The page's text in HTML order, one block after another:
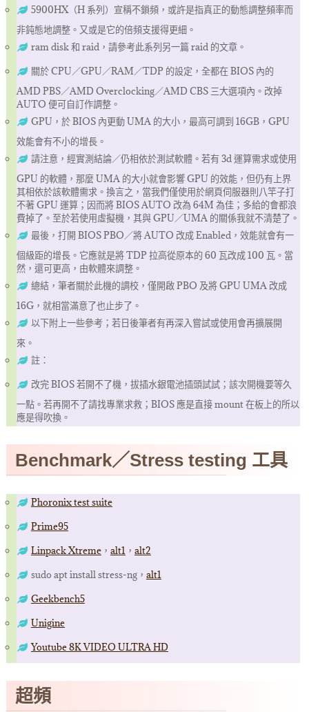
5900HX（H 系列）宣稱不鎖頻，或許是指真正的動態調整頻率而
非鈍態地調整。又或是它的倍頻支援得更細。
ram disk 和 raid，請參考此系列另一篇 raid 的文章。
關於 CPU／GPU／RAM／TDP 的設定，全都在 BIOS 內的
AMD PBS／AMD Overclocking／AMD CBS 三大選項內。改掉
AUTO 便可自訂作調整。
GPU，於 BIOS 內更動 UMA 的大小，最高可調到 16GB，GPU
效能會有不小的增長。
請注意，經實測結論／仍相依於測試軟體。若有 3d 運算需求或使用
GPU 的軟體，那麼 UMA 的大小就會影響 GPU 的效能，但仍有上界
其相依於該軟體需求。換言之，當我們僅使用於網頁伺服器則八竿子打
不著 GPU 運算；因而將 BIOS AUTO 改為 64M 為佳；多給的會都浪
費掉了。至於若使用虛擬機，其與 GPU／UMA 的關係我就不清楚了。
最後，打開 BIOS PBO／將 AUTO 改成 Enabled，效能就會有一
個級距的增長。它應就是將 TDP 拉高從原本的 60 瓦改成 100 瓦。當
然，還可更高，由軟體來調整。
總結，筆者關於此機的調校，僅開啟 PBO 及將 GPU UMA 改成
16G，就相當滿意了也止步了。
以下附上一些參考；若日後筆者有再深入嘗試或使用會再擴展開
來。
註：
改完 BIOS 若開不了機，拔插水銀電池插頭試試；該次開機要等久
一點。若再開不了請找專業求救；BIOS 應是直接 mount 在板上的所以
應是得吹換。
Benchmark／Stress testing 工具
Phoronix test suite
Prime95
Linpack Xtreme， alt1 ， alt2
sudo apt install stress-ng， alt1
Geekbench5
Unigine
Youtube 8K VIDEO ULTRA HD
超頻